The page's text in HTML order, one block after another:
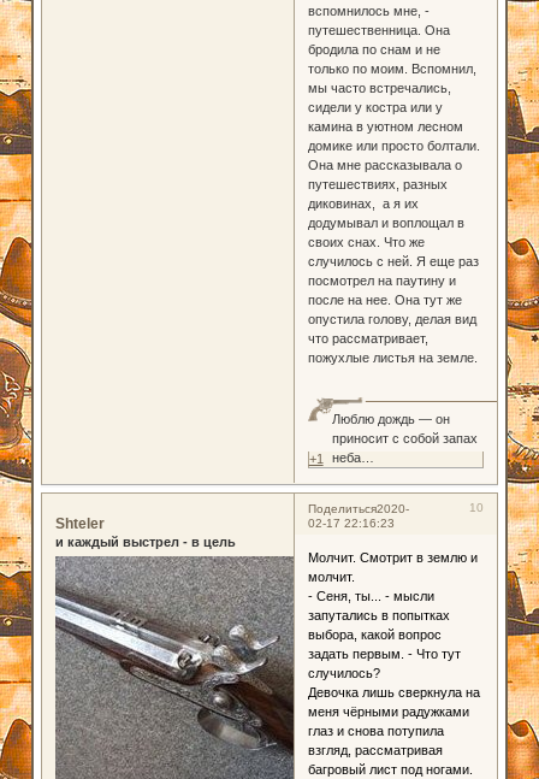
вспомнилось мне, -
путешественница. Она
бродила по снам и не
только по моим. Вспомнил,
мы часто встречались,
сидели у костра или у
камина в уютном лесном
домике или просто болтали.
Она мне рассказывала о
путешествиях, разных
диковинах, а я их
додумывал и воплощал в
своих снах. Что же
случилось с ней. Я еще раз
посмотрел на паутину и
после на нее. Она тут же
опустила голову, делая вид
что рассматривает,
пожухлые листья на земле.
Люблю дождь — он
приносит с собой запах
неба…
+1
Поделиться 10
2020-
02-17 22:16:23
Shteler
и каждый выстрел - в цель
Молчит. Смотрит в землю и
молчит.
- Сеня, ты... - мысли
запутались в попытках
выбора, какой вопрос
задать первым. - Что тут
случилось?
Девочка лишь сверкнула на
меня чёрными радужками
глаз и снова потупила
взгляд, рассматривая
багровый лист под ногами.